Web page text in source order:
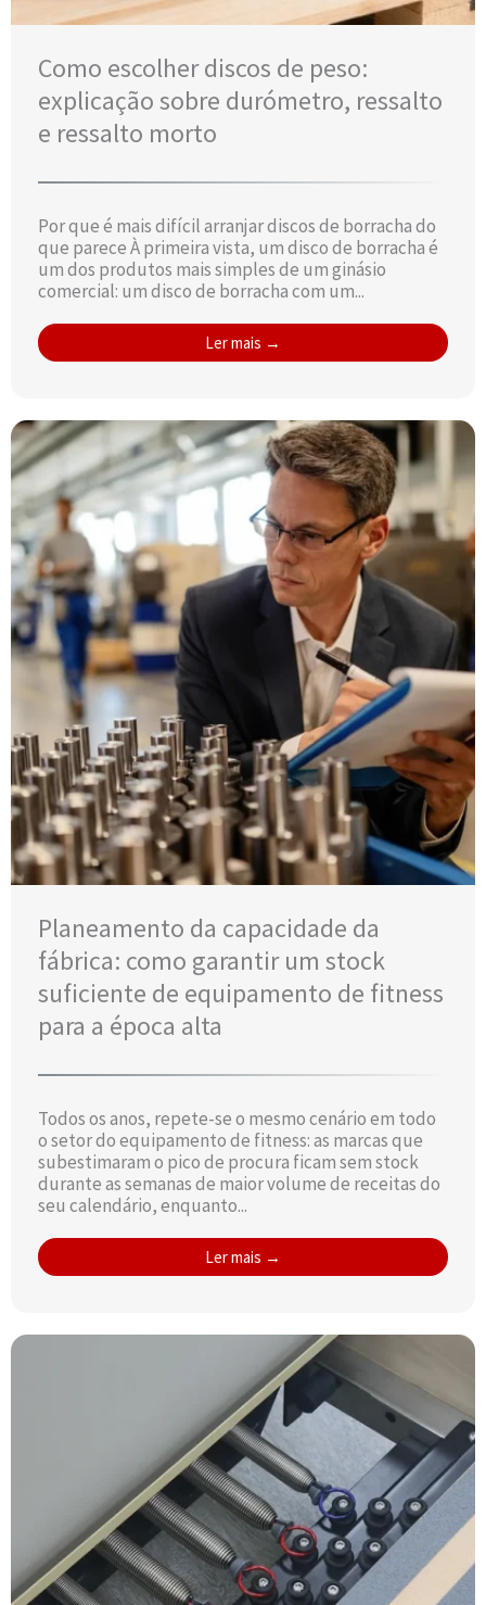
Como escolher discos de peso:
explicação sobre durómetro, ressalto
e ressalto morto
Por que é mais difícil arranjar discos de borracha do
que parece À primeira vista, um disco de borracha é
um dos produtos mais simples de um ginásio
comercial: um disco de borracha com um...
Ler mais →
Planeamento da capacidade da
fábrica: como garantir um stock
suficiente de equipamento de fitness
para a época alta
Todos os anos, repete-se o mesmo cenário em todo
o setor do equipamento de fitness: as marcas que
subestimaram o pico de procura ficam sem stock
durante as semanas de maior volume de receitas do
seu calendário, enquanto...
Ler mais →